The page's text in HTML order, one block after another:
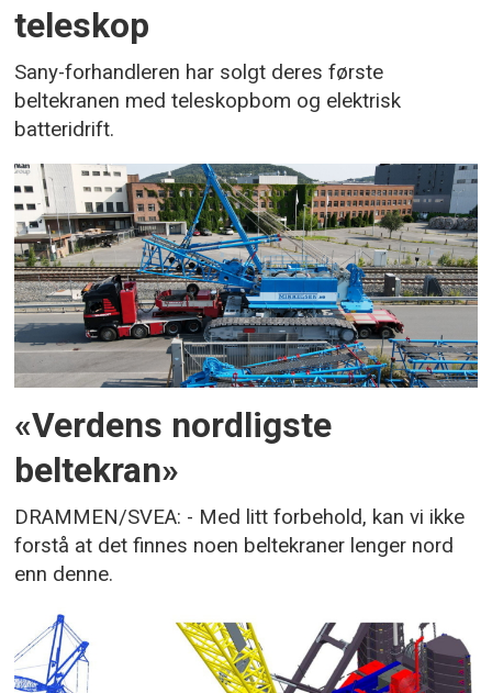
teleskop
Sany-forhandleren har solgt deres første
beltekranen med teleskopbom og elektrisk
batteridrift.
«Verdens nordligste
beltekran»
DRAMMEN/SVEA: - Med litt forbehold, kan vi ikke
forstå at det finnes noen beltekraner lenger nord
enn denne.